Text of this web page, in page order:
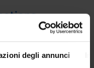
degli annunci